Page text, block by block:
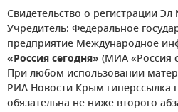
Свидетельство о регистрации
Учредитель: Федеральное
предприятие Международное
«Россия сегодня» (МИА «Россия
При любом использовании
РИА Новости Крым гиперссылка
обязательна не ниже второго